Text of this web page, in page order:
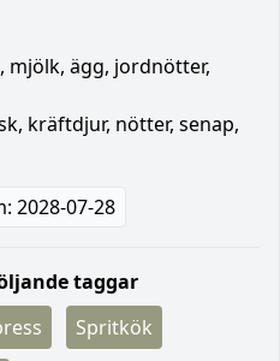
mjölk, ägg, jordnötter,
kräftdjur, nötter, senap,
2028-07-28
taggar
Spritkök